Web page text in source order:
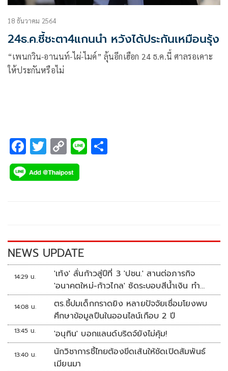
18 ธันวาคม 2564
24ธ.ค.ชี้ชะตา4แกนนำ หวังได้ประกันเหมือนรุ้ง
“เพนกวิน-อานนท์-ไผ่-ไมค์” ลุ้นอีกเฮือก 24 ธ.ค.นี้ ศาลรอเคาะ
ให้ประกันหรือไม่
F
ac
e
k
T
wi
tt
C
o
p
k
Li
NEWS UPDATE
14:29 น.
'เท้ง' ลั่นก้าวสู่ปีที่ 3 'ปชน.' สานต่อภารกิจ
'อนาคตใหม่-ก้าวไกล' ซัดระบอบสีน้ำเงิน ทำ
หลักนิติรัฐ-นิติธรรมสั่นคลอน
14:08 น.
ตร.ชี้ปมเด็กกราดยิง หลายปัจจัยเชื่อมโยงพบ
ศึกษาข้อมูลปืนในออนไลน์เกือบ 2 ปี
13:45 น. 'อนุทิน' บอกแลนด์บริดจ์ยังไม่คุ้ม!
13:40 น.
นักวิชาการชี้ไทยต้องขีดเส้นให้ชัดเปิดสัมพันธ์
เมียนมา